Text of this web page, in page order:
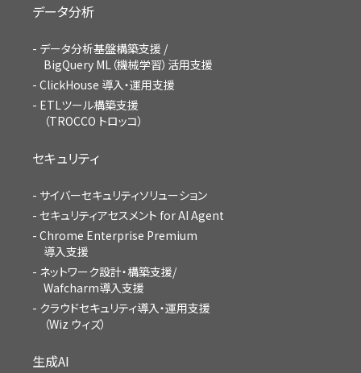
データ分析
データ分析基盤構築支援 /
BigQuery ML（機械学習）活用支援
ClickHouse 導入・運用支援
ETLツール構築支援
（TROCCO トロッコ）
セキュリティ
サイバーセキュリティソリューション
セキュリティアセスメント for AI Agent
Chrome Enterprise Premium
導入支援
ネットワーク設計・構築支援/
Wafcharm導入支援
クラウドセキュリティ導入・運用支援
（Wiz ウィズ）
生成AI